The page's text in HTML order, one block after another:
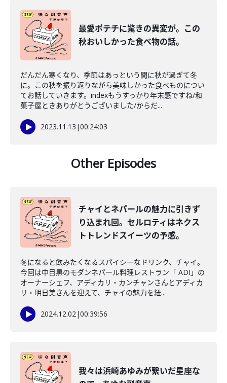
最愛ポテチに驚きの異変が。この
秋おいしかった食べ物の話。
だんだん寒くなり、季節はあっという間に秋が過ぎて冬
に。この秋を振り返りながら美味しかった食べものについ
てお話していきます。indexもうすっかり年末感ですね/和
菓子屋ときありがとうございました/からだ...
2023.11.13 |00:24:03
Other Episodes
チャイとネパールの魅力に引きず
り込まれ回。セルロティはネクス
トトレンドスイーツの予感。
冬になると飲みたくなるスパイシーなドリンク、チャイ。
今回は中目黒のモダンネパール料理レストラン「 ADI」の
オーナーシェフ、アディカリ・カンチャンさんとアディカ
リ・明日美さんを迎えて、チャイの魅力を紐...
2024.12.02|00:39:56
我々は浜崎あゆみが繋いだ星座な